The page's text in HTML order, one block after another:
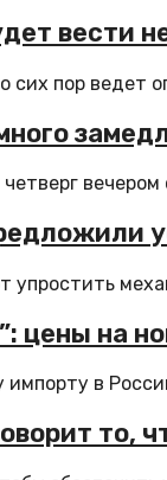
вести
сих пор ведет
упростить
цены на
импорту в
то,